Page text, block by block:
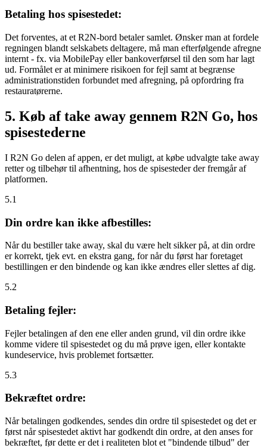
Betaling hos spisestedet:
Det forventes, at et R2N-bord betaler samlet. Ønsker man at fordele
regningen blandt selskabets deltagere, må man efterfølgende afregne
internt - fx. via MobilePay eller bankoverførsel til den som har lagt
ud. Formålet er at minimere risikoen for fejl samt at begrænse
administrationstiden forbundet med afregning, på opfordring fra
restauratørerne.
5. Køb af take away gennem R2N Go, hos
spisestederne
I R2N Go delen af appen, er det muligt, at købe udvalgte take away
retter og tilbehør til afhentning, hos de spisesteder der fremgår af
platformen.
5.1
Din ordre kan ikke afbestilles:
Når du bestiller take away, skal du være helt sikker på, at din ordre
er korrekt, tjek evt. en ekstra gang, for når du først har foretaget
bestillingen er den bindende og kan ikke ændres eller slettes af dig.
5.2
Betaling fejler:
Fejler betalingen af den ene eller anden grund, vil din ordre ikke
komme videre til spisestedet og du må prøve igen, eller kontakte
kundeservice, hvis problemet fortsætter.
5.3
Bekræftet ordre:
Når betalingen godkendes, sendes din ordre til spisestedet og det er
først når spisestedet aktivt har godkendt din ordre, at den anses for
bekræftet, før dette er det i realiteten blot et "bindende tilbud" der